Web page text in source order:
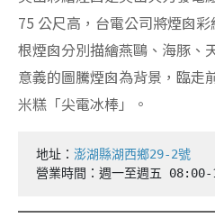
75 公尺高，台電公司將煙囪
根煙囪分別描繪燕鷗、海豚、
意義的圖騰煙囪為背景，臨走
米糕「尖電冰棒」。
地址： 澎湖縣湖西鄉29-2號
營業時間：週一至週五